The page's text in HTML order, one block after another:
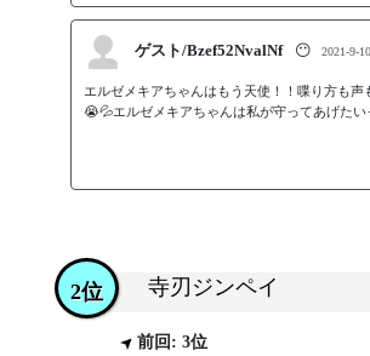
ゲスト/Bzef52NvalNf 😶 2021-9-
エルゼメキアちゃんはもう天使！！喋り方も
😭💦エルゼメキアちゃんは私が守ってあげた
寺刃ジンペイ
2位
前回: 3位